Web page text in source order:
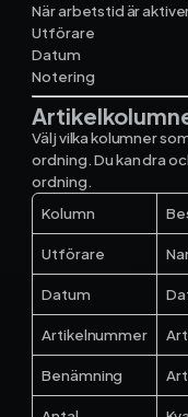
När arbetstid är
Utförare
Datum
Notering
Välj vilka kolumner
ordning. Du kan dra
ordning.
Kolumn
Utförare
Datum
Artikelnummer
Benämning